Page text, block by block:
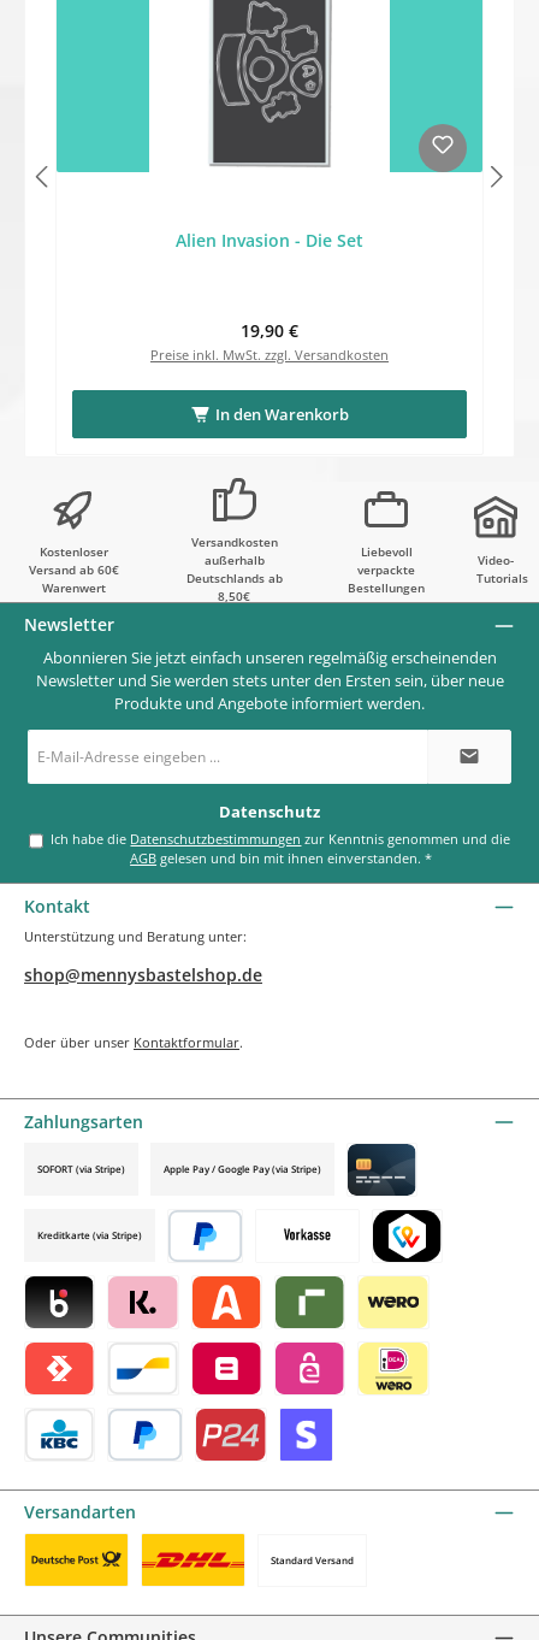
Alien Invasion - Die Set
Regulärer Preis:
19,90 €
Preise inkl. MwSt. zzgl. Versandkosten
In den Warenkorb
Kostenloser
Versand ab 60€
Warenwert
Versandkosten
außerhalb
Deutschlands ab
8,50€
Liebevoll
verpackte
Bestellungen
Video-
Tutorials
Newsletter
Abonnieren Sie jetzt einfach unseren regelmäßig erscheinenden
Newsletter und Sie werden stets unter den Ersten sein, über neue
Produkte und Angebote informiert werden.
Mail-
*
Datenschutz
Ich habe die Datenschutzbestimmungen
AGB gelesen und bin mit ihnen einverstanden.*
Kontakt
Unterstützung und Beratung unter:
shop@mennysbastelshop.de
Oder über unser Kontaktformular.
Zahlungsarten
Vorkasse TWINT by mollie
Blik by mollieKlarna by mollieAlma by mollieRiverty by mollie
Wero
Satispay by mollieBancontact by mollie
Belfius by mollieeps by mollie
SOFORT (via Stripe) Apple Pay / Google Pay (via Stripe)
Credit card by mollie
Kreditkarte (via Stripe)
Später bezahlen
Versandarten
Standard Versand